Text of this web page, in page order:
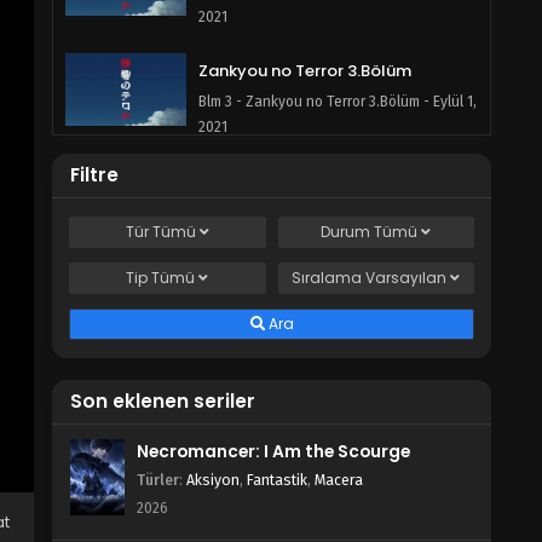
2021
Zankyou no Terror 3.Bölüm
Blm 3 - Zankyou no Terror 3.Bölüm - Eylül 1,
2021
2021
Zankyou no Terror 1.Bölüm
Blm 1 - Zankyou no Terror 1.Bölüm - Eylül 1,
Filtre
TürTümü DurumTümü
TipTümü SıralamaVarsayılan
Ara
Son eklenen seriler
Necromancer: I Am the Scourge
Türler: Aksiyon, Fantastik, Macera
2026